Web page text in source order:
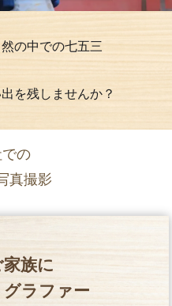
の中での七五三
を残しませんか？
の
真撮影
家族に
グラファー